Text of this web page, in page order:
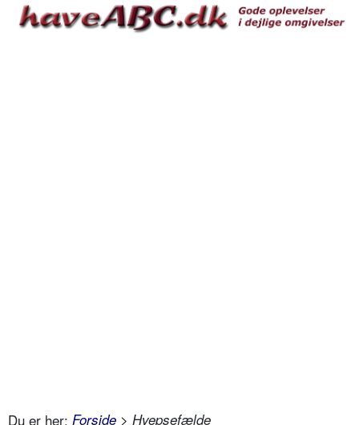
Du er her: Forside > Hvepsefælde